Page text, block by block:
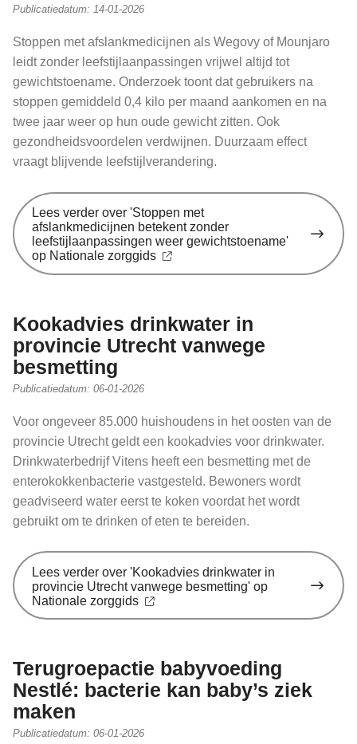
Publicatiedatum: 14-01-2026
Stoppen met afslankmedicijnen als Wegovy of Mounjaro
leidt zonder leefstijlaanpassingen vrijwel altijd tot
gewichtstoename. Onderzoek toont dat gebruikers na
stoppen gemiddeld 0,4 kilo per maand aankomen en na
twee jaar weer op hun oude gewicht zitten. Ook
gezondheidsvoordelen verdwijnen. Duurzaam effect
vraagt blijvende leefstijlverandering.
Lees verderover 'Stoppen met
afslankmedicijnen betekent zonder
leefstijlaanpassingen weer gewichtstoename'
op Nationale zorggids
Kookadvies drinkwater in
provincie Utrecht vanwege
besmetting
Publicatiedatum: 06-01-2026
Voor ongeveer 85.000 huishoudens in het oosten van de
provincie Utrecht geldt een kookadvies voor drinkwater.
Drinkwaterbedrijf Vitens heeft een besmetting met de
enterokokkenbacterie vastgesteld. Bewoners wordt
geadviseerd water eerst te koken voordat het wordt
gebruikt om te drinken of eten te bereiden.
Lees verderover 'Kookadvies drinkwater in
provincie Utrecht vanwege besmetting' op
Nationale zorggids
Terugroepactie babyvoeding
Nestlé: bacterie kan baby’s ziek
maken
Publicatiedatum: 06-01-2026